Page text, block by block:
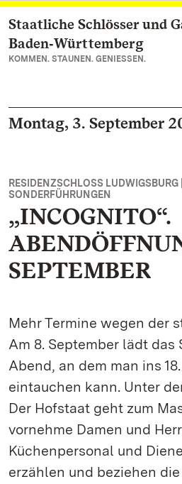
Zum Hauptinhalt springen
Staatliche Schlösser und
Baden‑Württemberg
KOMMEN. STAUNEN. GENIESSEN.
Montag, 3. September
RESIDENZSCHLOSS LUDWIGSBURG
SONDERFÜHRUNGEN
„INCOGNITO“.
SEPTEMBER
Mehr Termine wegen der
Am 8. September lädt das
Abend, an dem man ins
eintauchen kann. Unter
Der Hofstaat geht zum
vornehme Damen und
Küchenpersonal und
erzählen und beziehen